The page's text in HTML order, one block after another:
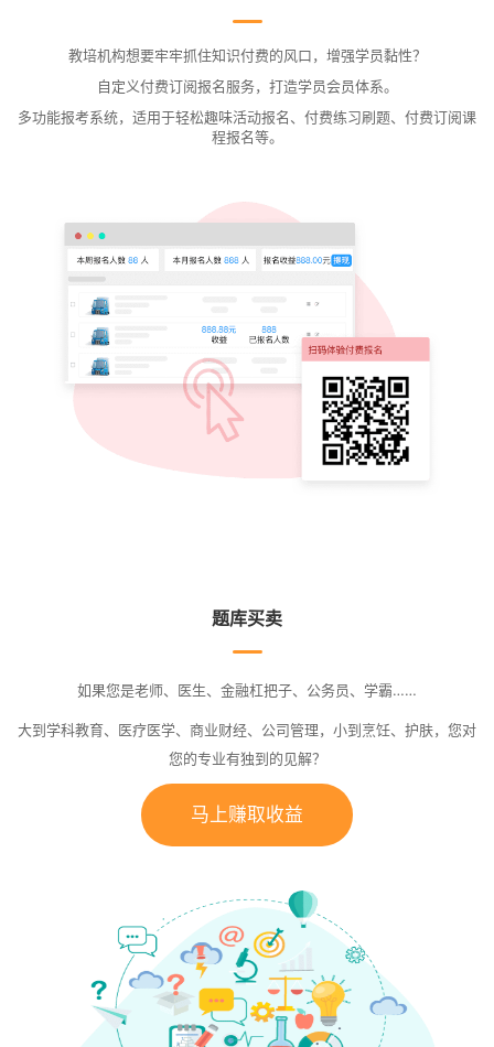
教培机构想要牢牢抓住知识付费的风口，增强学员黏性？
自定义付费订阅报名服务，打造学员会员体系。
多功能报考系统，适用于轻松趣味活动报名、付费练习刷题、付费订阅课
程报名等。
题库买卖
如果您是老师、医生、金融杠把子、公务员、学霸……
大到学科教育、医疗医学、商业财经、公司管理，小到烹饪、护肤，您对
您的专业有独到的见解？
马上赚取收益